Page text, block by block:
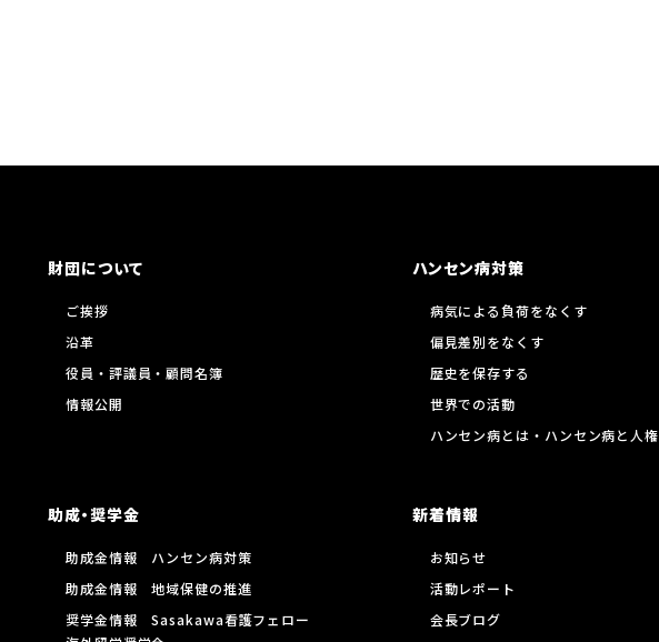
財団について
ご挨拶
沿革
役員・評議員・顧問名簿
情報公開
ハンセン病対策
病気による負荷をなくす
偏見差別をなくす
歴史を保存する
世界での活動
ハンセン病とは・ハンセン病と人権
助成・奨学金
助成金情報 ハンセン病対策
助成金情報 地域保健の推進
奨学金情報 Sasakawa看護フェロー
新着情報
お知らせ
活動レポート
会長ブログ